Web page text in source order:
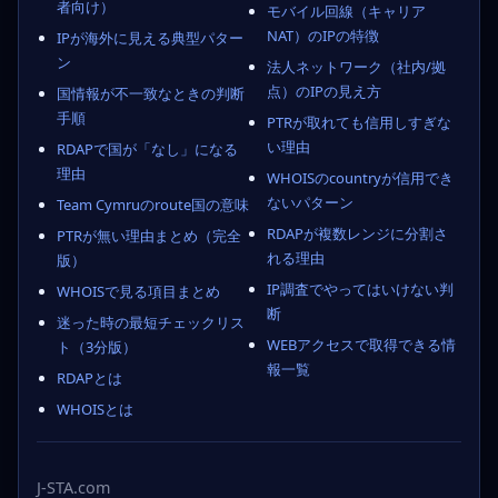
者向け）
IPが海外に見える典型パター
ン
国情報が不一致なときの判断
手順
RDAPで国が「なし」になる
理由
Team Cymruのroute国の意味
PTRが無い理由まとめ（完全
版）
WHOISで見る項目まとめ
迷った時の最短チェックリス
ト（3分版）
RDAPとは
WHOISとは
モバイル回線（キャリア
NAT）のIPの特徴
法人ネットワーク（社内/拠
点）のIPの見え方
PTRが取れても信用しすぎな
い理由
WHOISのcountryが信用でき
ないパターン
RDAPが複数レンジに分割さ
れる理由
IP調査でやってはいけない判
断
WEBアクセスで取得できる情
報一覧
J-STA.com